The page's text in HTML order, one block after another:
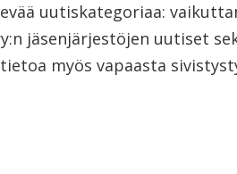
uutiskategoriaa:
jäsenjärjestöjen uutiset
myös vapaasta